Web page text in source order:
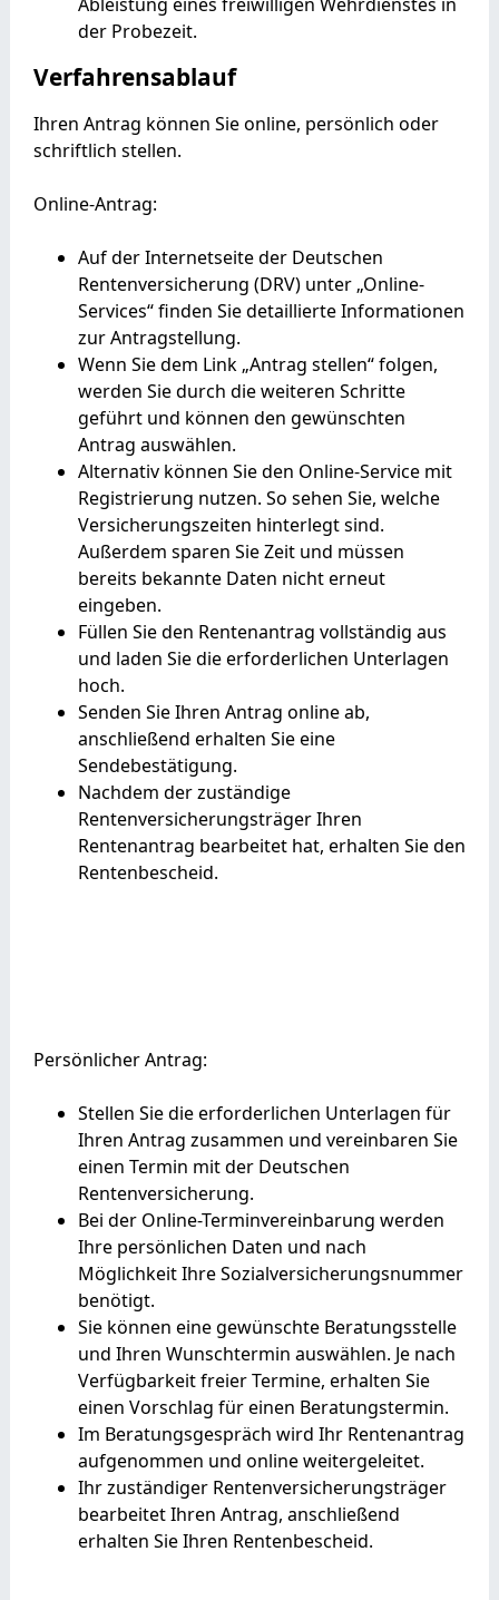
der Probezeit.
Verfahrensablauf
Ihren Antrag können Sie online, persönlich oder
schriftlich stellen.
Online-Antrag:
Auf der Internetseite der Deutschen
Rentenversicherung (DRV) unter „Online-
Services“ finden Sie detaillierte Informationen
zur Antragstellung.
Wenn Sie dem Link „Antrag stellen“ folgen,
werden Sie durch die weiteren Schritte
geführt und können den gewünschten
Antrag auswählen.
Alternativ können Sie den Online-Service mit
Registrierung nutzen. So sehen Sie, welche
Versicherungszeiten hinterlegt sind.
Außerdem sparen Sie Zeit und müssen
bereits bekannte Daten nicht erneut
eingeben.
Füllen Sie den Rentenantrag vollständig aus
und laden Sie die erforderlichen Unterlagen
hoch.
Senden Sie Ihren Antrag online ab,
anschließend erhalten Sie eine
Sendebestätigung.
Nachdem der zuständige
Rentenversicherungsträger Ihren
Rentenantrag bearbeitet hat, erhalten Sie den
Rentenbescheid.
Persönlicher Antrag:
Stellen Sie die erforderlichen Unterlagen für
Ihren Antrag zusammen und vereinbaren Sie
einen Termin mit der Deutschen
Rentenversicherung.
Bei der Online-Terminvereinbarung werden
Ihre persönlichen Daten und nach
Möglichkeit Ihre Sozialversicherungsnummer
benötigt.
Sie können eine gewünschte Beratungsstelle
und Ihren Wunschtermin auswählen. Je nach
Verfügbarkeit freier Termine, erhalten Sie
einen Vorschlag für einen Beratungstermin.
Im Beratungsgespräch wird Ihr Rentenantrag
aufgenommen und online weitergeleitet.
Ihr zuständiger Rentenversicherungsträger
bearbeitet Ihren Antrag, anschließend
erhalten Sie Ihren Rentenbescheid.